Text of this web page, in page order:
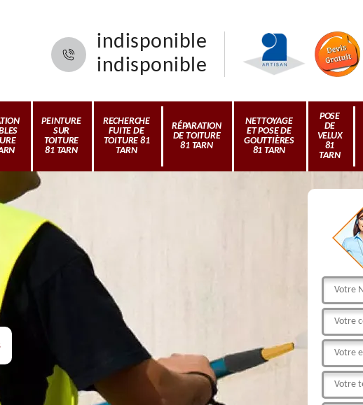
indisponible
indisponible
PEINTURE
SUR
TOITURE
81 TARN
RECHERCHE
FUITE DE
TOITURE 81
TARN
RÉPARATION
DE TOITURE
81 TARN
NETTOYAGE
ET POSE DE
GOUTTIÈRES
81 TARN
POSE
DE
VELUX
81
TARN